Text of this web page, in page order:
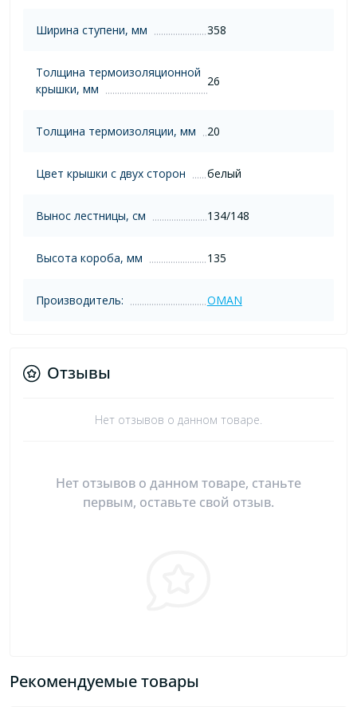
Ширина ступени, мм 358
Толщина термоизоляционной
крышки, мм
26
Толщина термоизоляции, мм 20
Цвет крышки с двух сторон белый
Вынос лестницы, см 134/148
Высота короба, мм 135
Производитель: OMAN
Отзывы
Нет отзывов о данном товаре.
Нет отзывов о данном товаре, станьте
первым, оставьте свой отзыв.
Рекомендуемые товары